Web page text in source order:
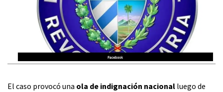
El caso provocó una ola de indignación nacional luego de